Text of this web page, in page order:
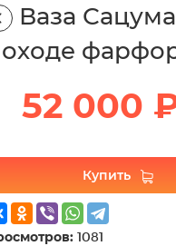
Ваза
52 000
Купить
1081